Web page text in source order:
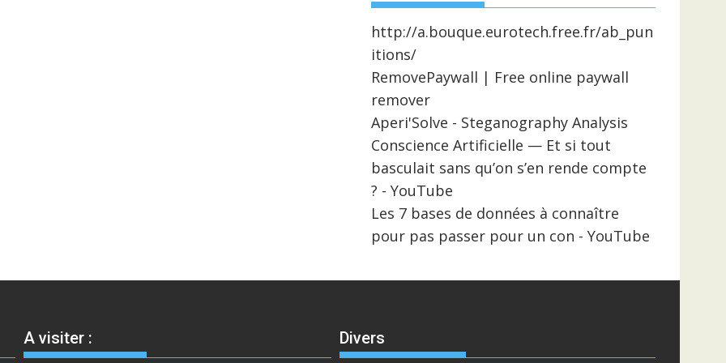
http://a.bouque.eurotech.free.fr/ab_pun
itions/
RemovePaywall | Free online paywall
remover
Aperi'Solve - Steganography Analysis
Conscience Artificielle — Et si tout
basculait sans qu’on s’en rende compte
? - YouTube
Les 7 bases de données à connaître
pour pas passer pour un con - YouTube
A visiter : Divers